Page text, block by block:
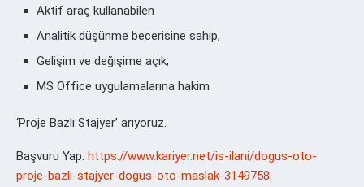
Aktif araç kullanabilen
Analitik düşünme becerisine sahip,
Gelişim ve değişime açık,
MS Office uygulamalarına hakim
‘Proje Bazlı Stajyer’ arıyoruz.
Başvuru Yap: https://www.kariyer.net/is-ilani/dogus-oto-
proje-bazli-stajyer-dogus-oto-maslak-3149758